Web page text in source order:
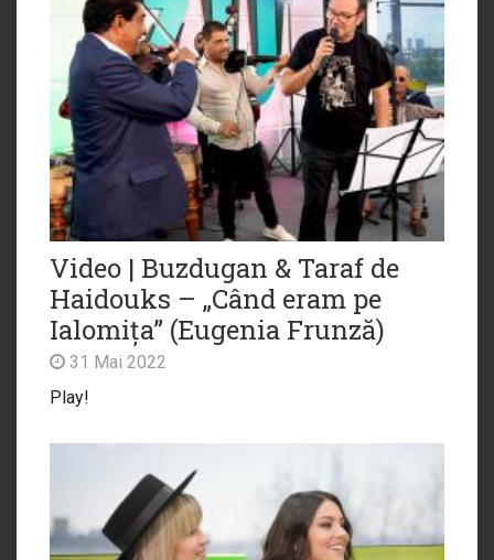
Video | Buzdugan & Taraf de
Haidouks – „Când eram pe
Ialomița” (Eugenia Frunză)
31 Mai 2022
Play!